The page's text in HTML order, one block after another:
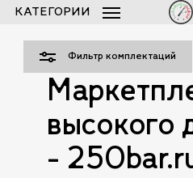
Skip
content
КАТЕГОРИИ
Список заказов
высокого
-
Фильтр комплектаций